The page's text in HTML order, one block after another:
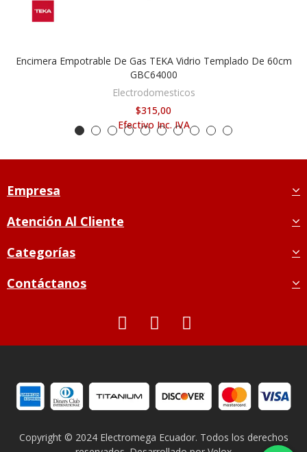
AÑADIR AL CARRITO
Encimera Empotrable De Gas TEKA Vidrio Templado De 60cm
GBC64000
Electrodomesticos
$315,00
Efectivo Inc. IVA
Empresa
Atención Al Cliente
Categorías
Contáctanos
Copyright © 2024 Electromega Ecuador. Todos los derechos